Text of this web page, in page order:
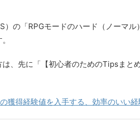
）の「RPGモードのハード（ノーマ
、先に「【初心者のためのTipsま
獲得経験値を入手する、効率のいい